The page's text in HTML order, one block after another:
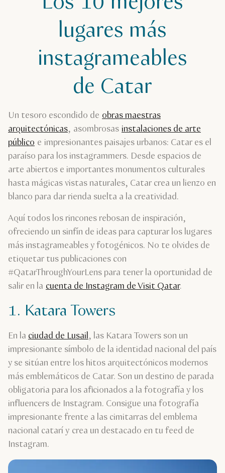
lugares más
instagrameables
de Catar
Un tesoro escondido de obras maestras
arquitectónicas, asombrosas instalaciones de arte
público e impresionantes paisajes urbanos: Catar es el
paraíso para los instagrammers. Desde espacios de
arte abiertos e importantes monumentos culturales
hasta mágicas vistas naturales, Catar crea un lienzo en
blanco para dar rienda suelta a la creatividad.
Aquí todos los rincones rebosan de inspiración,
ofreciendo un sinfín de ideas para capturar los lugares
más instagrameables y fotogénicos. No te olvides de
etiquetar tus publicaciones con
#QatarThroughYourLens para tener la oportunidad de
salir en la cuenta de Instagram de Visit Qatar.
1. Katara Towers
En la ciudad de Lusail, las Katara Towers son un
impresionante símbolo de la identidad nacional del país
y se sitúan entre los hitos arquitectónicos modernos
más emblemáticos de Catar. Son un destino de parada
obligatoria para los aficionados a la fotografía y los
influencers de Instagram. Consigue una fotografía
impresionante frente a las cimitarras del emblema
nacional catarí y crea un destacado en tu feed de
Instagram.